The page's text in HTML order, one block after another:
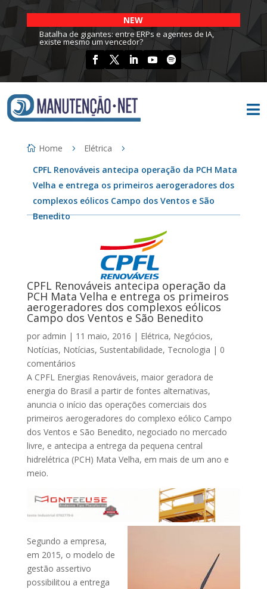
NEW
Batalha de gigantes: entre ERPs e agentes de IA,
existe mesmo um vencedor?

Home
Elétrica
CPFL Renováveis antecipa operação da PCH Mata
Velha e entrega os primeiros aerogeradores dos
complexos eólicos Campo dos Ventos e São
Benedito
CPFL Renováveis antecipa operação da
PCH Mata Velha e entrega os primeiros
aerogeradores dos complexos eólicos
Campo dos Ventos e São Benedito
por admin | 11 maio, 2016 | Elétrica, Negócios,
Notícias, Notícias, Sustentabilidade, Tecnologia | 0
comentários
A CPFL Energias Renováveis, maior geradora de
energia do Brasil a partir de fontes alternativas,
anuncia o início das operações comerciais dos
primeiros aerogeradores do complexo eólico Campo
dos Ventos e São Benedito, negociado no mercado
livre, e antecipa a entrega da pequena central
hidrelétrica (PCH) Mata Velha, em mais de um ano e
meio.
Segundo a empresa,
em 2015, o modelo de
gestão assertivo
possibilitou a entrega